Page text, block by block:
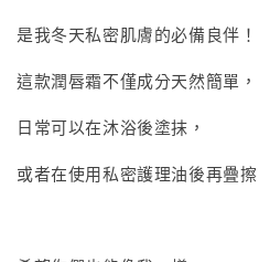
是我冬天私密肌膚的必備良伴！
這款潤唇霜不僅成分天然簡單，
日常可以在沐浴後塗抹，
或者在使用私密護理油後再疊擦